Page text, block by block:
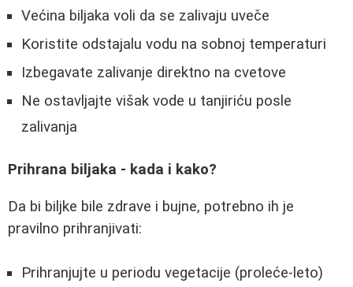
Većina biljaka voli da se zalivaju uveče
Koristite odstajalu vodu na sobnoj temperaturi
Izbegavate zalivanje direktno na cvetove
Ne ostavljajte višak vode u tanjiriću posle
zalivanja
Prihrana biljaka - kada i kako?
Da bi biljke bile zdrave i bujne, potrebno ih je
pravilno prihranjivati:
Prihranjujte u periodu vegetacije (proleće-leto)